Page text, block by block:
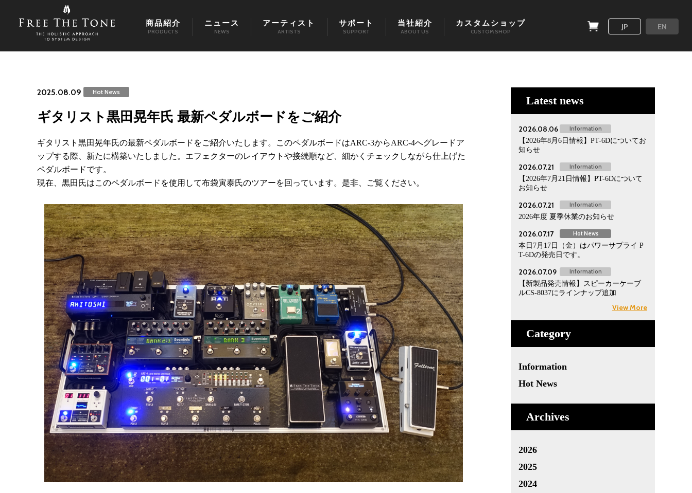
商品紹介
PRODUCTS
ニュース
NEWS
アーティスト
ARTISTS
サポート
SUPPORT
当社紹介
ABOUT US
カスタムショップ
CUSTOM SHOP
JP EN
2025.08.09 Hot News
ギタリスト黒田晃年氏 最新ペダルボードをご紹介
ギタリスト黒田晃年氏の最新ペダルボードをご紹介いたします。このペダルボードはARC-3からARC-4へグレードア
ップする際、新たに構築いたしました。エフェクターのレイアウトや接続順など、細かくチェックしながら仕上げた
ペダルボードです。
現在、黒田氏はこのペダルボードを使用して布袋寅泰氏のツアーを回っています。是非、ご覧ください。
Latest news
2026.08.06 Information
【2026年8月6日情報】PT-6Dについてお
知らせ
2026.07.21 Information
【2026年7月21日情報】PT-6Dについて
お知らせ
2026.07.21 Information
2026年度 夏季休業のお知らせ
2026.07.17 Hot News
本日7月17日（金）はパワーサプライ P
T-6Dの発売日です。
2026.07.09 Information
【新製品発売情報】スピーカーケーブ
ルCS-8037にラインナップ追加
View More
Category
Information
Hot News
Archives
2026
2025
2024